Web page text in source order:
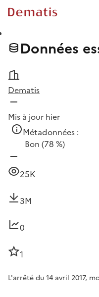
Données
Dematis
Mis à jour hier
Métadonnées :
Bon (78 %)
25K
3M
0
1
L'arrêté du 14 avril 2017,